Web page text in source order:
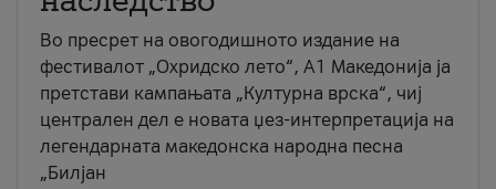
Во пресрет на овогодишното издание на
фестивалот „Охридско лето“, А1 Македонија ја
претстави кампањата „Културна врска“, чиј
централен дел е новата џез-интерпретација на
легендарната македонска народна песна
„Билјан